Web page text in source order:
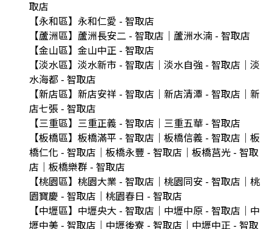
取店
【永和區】永和仁愛 - 智取店
【蘆洲區】蘆洲長安二 - 智取店｜蘆洲水湳 - 智取店
【金山區】金山中正 - 智取店
【淡水區】淡水新市 - 智取店｜淡水自強 - 智取店｜淡
水海都 - 智取店
【新店區】新店安祥 - 智取店｜新店清潭 - 智取店｜新
店七張 - 智取店
【三重區】三重正義 - 智取店｜三重五華 - 智取店
【板橋區】板橋滿平 - 智取店｜板橋信義 - 智取店｜板
橋仁化 - 智取店｜板橋永豐 - 智取店｜板橋莒光 - 智取
店｜板橋樂群 - 智取店
【桃園區】桃園大業 - 智取店｜桃園同安 - 智取店｜桃
園寶慶 - 智取店｜桃園春日 - 智取店
【中壢區】中壢央大 - 智取店｜中壢中原 - 智取店｜中
壢中美 - 智取店｜中壢後寮 - 智取店｜中壢中正 - 智取